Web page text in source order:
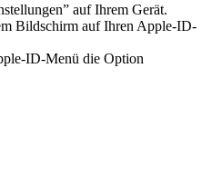
auf Ihrem Gerät.
Bildschirm auf Ihren Apple-ID-
ID-Menü die Option